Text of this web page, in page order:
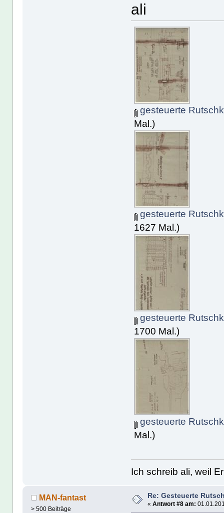
ali
gesteuerte
Mal.)
gesteuerte
1627 Mal.)
gesteuerte
1700 Mal.)
gesteuerte
Mal.)
Ich schreib ali, weil
MAN-fantast
> 500 Beiträge
Re: Gesteuerte
« Antwort #8 am: